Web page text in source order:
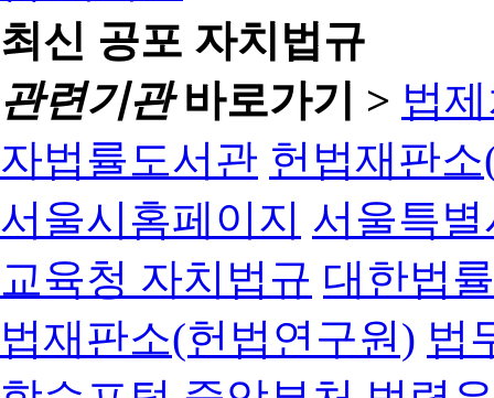
최신 공포 자치법규
관련기관바로가기 > 법
자법률도서관 헌법재판
서울시홈페이지 서울특
교육청 자치법규 대한법
법재판소(헌법연구원) 법